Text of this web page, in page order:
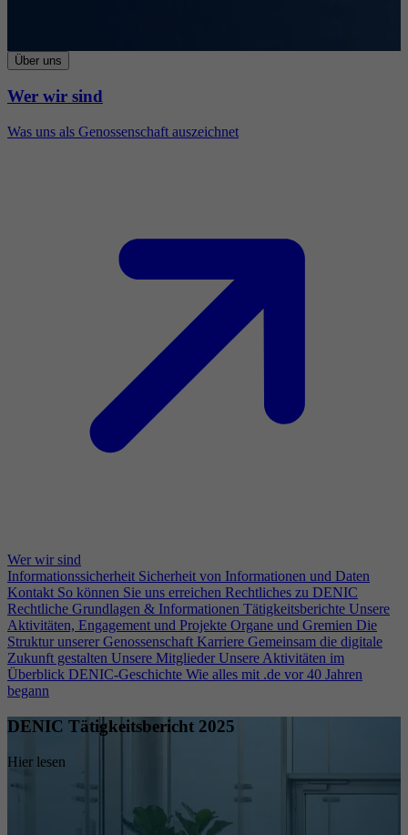
Über uns
Wer wir sind
Was uns als Genossenschaft auszeichnet
Wer wir sind
Informationssicherheit Sicherheit von Informationen und Daten
Kontakt So können Sie uns erreichen Rechtliches zu DENIC
Rechtliche Grundlagen & Informationen Tätigkeitsberichte Unsere
Aktivitäten, Engagement und Projekte Organe und Gremien Die
Struktur unserer Genossenschaft Karriere Gemeinsam die digitale
Zukunft gestalten Unsere Mitglieder Unsere Aktivitäten im
Überblick DENIC-Geschichte Wie alles mit .de vor 40 Jahren
begann
DENIC Tätigkeitsbericht 2025
Hier lesen